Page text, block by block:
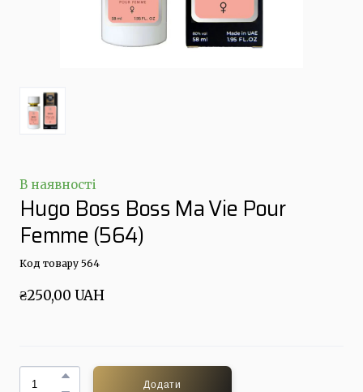
В наявності
Hugo Boss Boss Ma Vie Pour
Femme (564)
Код товару 564
₴250,00 UAH
Додати